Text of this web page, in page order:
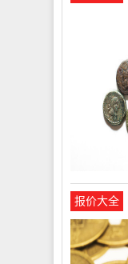
报价大全